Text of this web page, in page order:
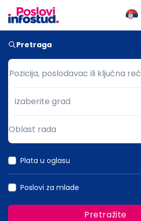
Pretraga
Pozicija, poslodavac ili ključna reč
Pozicija, poslodavac ili ključna reč
Grad
Izaberite grad
Oblast rada
Plata u oglasu
Poslovi za mlade
Pretražite